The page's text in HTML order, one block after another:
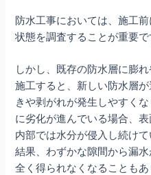
防水工事においては、施工
状態を調査することが重要で
しかし、既存の防水層に膨
施工すると、新しい防水層
きや剥がれが発生しやすく
に劣化が進んでいる場合、
内部では水分が侵入し続け
結果、わずかな隙間から漏
全く得られなくなることもあ